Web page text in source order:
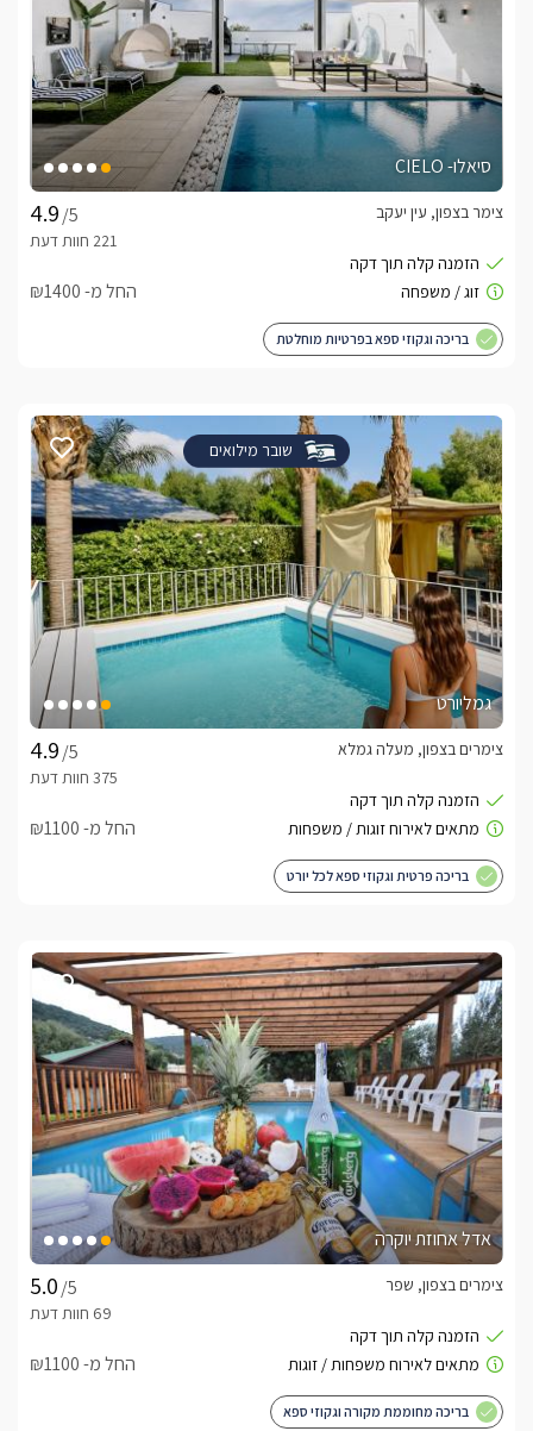
סיאלו- CIELO
/5
צימר בצפון, עין יעקב
החל מ- ₪1400
בריכה וגקוזי ספא בפרטיות מוחלטת
שובר מילואים
גמליורט
/5
צימרים בצפון, מעלה גמלא
החל מ- ₪1100
בריכה פרטית וגקוזי ספא לכל יורט
אדל אחוזת יוקרה
/5
צימרים בצפון, שפר
החל מ- ₪1100
בריכה מחוממת מקורה וגקוזי ספא